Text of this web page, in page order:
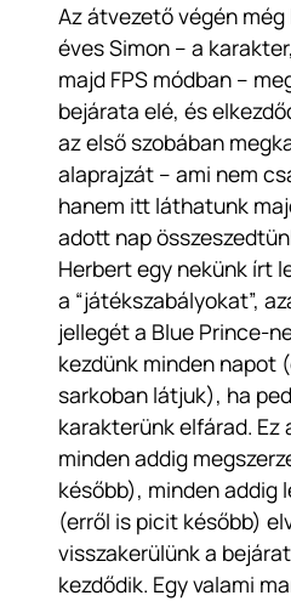
Az átvezető végén
éves Simon – a
majd FPS módban –
bejárata elé, és
az első szobában
alaprajzát – ami nem
hanem itt láthatunk
adott nap
Herbert egy nekünk írt
a “játékszabályokat”,
jellegét a Blue Prince-
kezdünk minden napot
sarkoban látjuk), ha
karakterünk elfárad. Ez
minden addig
később), minden addig
(erről is picit később)
visszakerülünk a
kezdődik. Egy valami